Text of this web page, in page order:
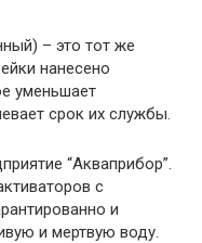
– это тот же
нанесено
уменьшает
срок их службы.
“Акваприбор”.
с
и
и мертвую воду.